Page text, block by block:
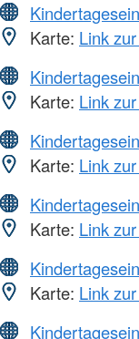
Karte: Link
Karte: Link
Karte: Link
Karte: Link
Karte: Link